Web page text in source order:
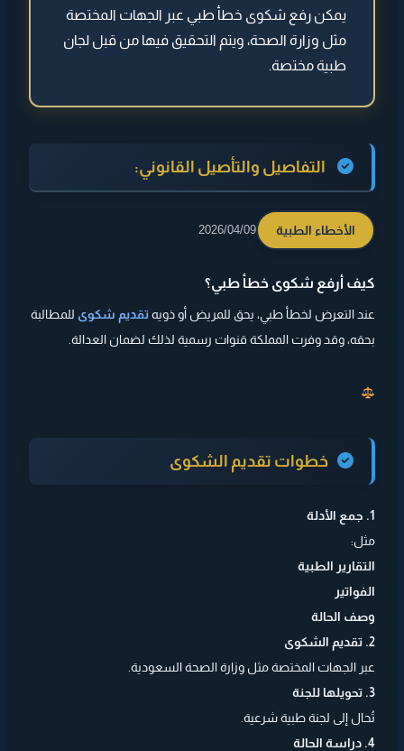
◄ مدة النظر في الشكوى
◄ النتائج المحتملة
يمكن رفع شكوى خطأ طبي عبر الجهات المختصة
مثل وزارة الصحة، ويتم التحقيق فيها من قبل لجان
طبية مختصة.
التفاصيل والتأصيل القانوني:
الأخطاء الطبية 2026/04/09
كيف أرفع شكوى خطأ طبي؟
عند التعرض لخطأ طبي، يحق للمريض أو ذويهتقديم شكوى للمطالبة
بحقه، وقد وفرت المملكة قنوات رسمية لذلك لضمان العدالة.
خطوات تقديم الشكوى
1. جمع الأدلة
مثل:
التقارير الطبية
الفواتير
وصف الحالة
2. تقديم الشكوى
عبر الجهات المختصة مثل وزارة الصحة السعودية.
3. تحويلها للجنة
تُحال إلى لجنة طبية شرعية.
4. دراسة الحالة